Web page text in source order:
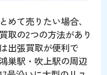
めて売りたい場合、
取の2つの方法があり
出張買取が便利で
巣駅・吹上駅の周辺